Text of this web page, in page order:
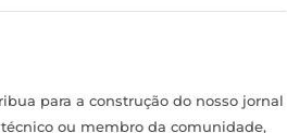
para a construção do nosso jornal
ou membro da comunidade,